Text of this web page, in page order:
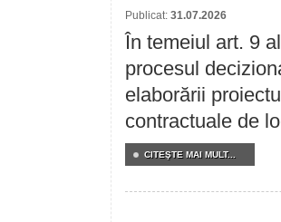
Publicat: 31.07.2026
În temeiul art. 9
procesul
elaborării
contractuale de
CITEŞTE MAI MULT...